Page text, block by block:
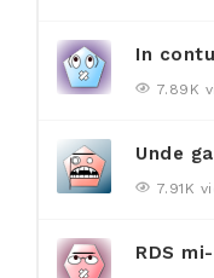
In
7.89K
Unde
7.91K
RDS